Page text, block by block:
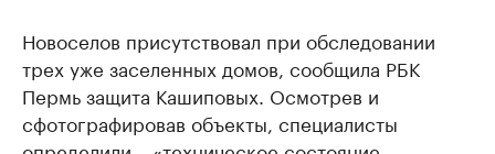
Новоселов присутствовал при обследовании
трех уже заселенных домов, сообщила РБК
Пермь защита Кашиповых. Осмотрев и
сфотографировав объекты, специалисты